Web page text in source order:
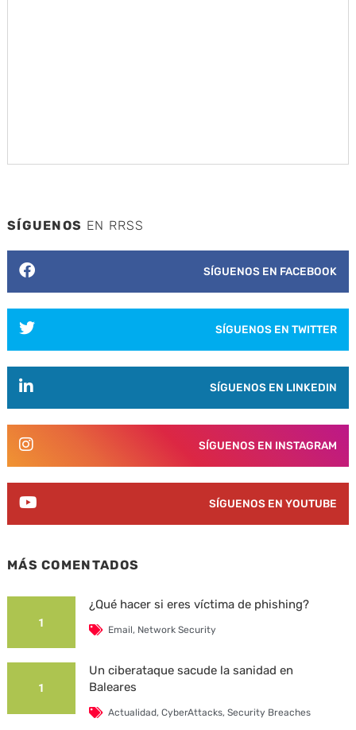
SÍGUENOS EN RRSS
SÍGUENOS EN FACEBOOK
SÍGUENOS EN TWITTER
SÍGUENOS EN LINKEDIN
SÍGUENOS EN INSTAGRAM
SÍGUENOS EN YOUTUBE
MÁS COMENTADOS
1
¿Qué hacer si eres víctima de phishing?
Email, Network Security
1
Un ciberataque sacude la sanidad en
Baleares
Actualidad,CyberAttacks,Security Breaches